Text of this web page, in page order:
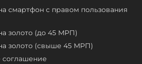
смартфон с правом пользования
золото (до 45 МРП)
золото (свыше 45 МРП)
соглашение